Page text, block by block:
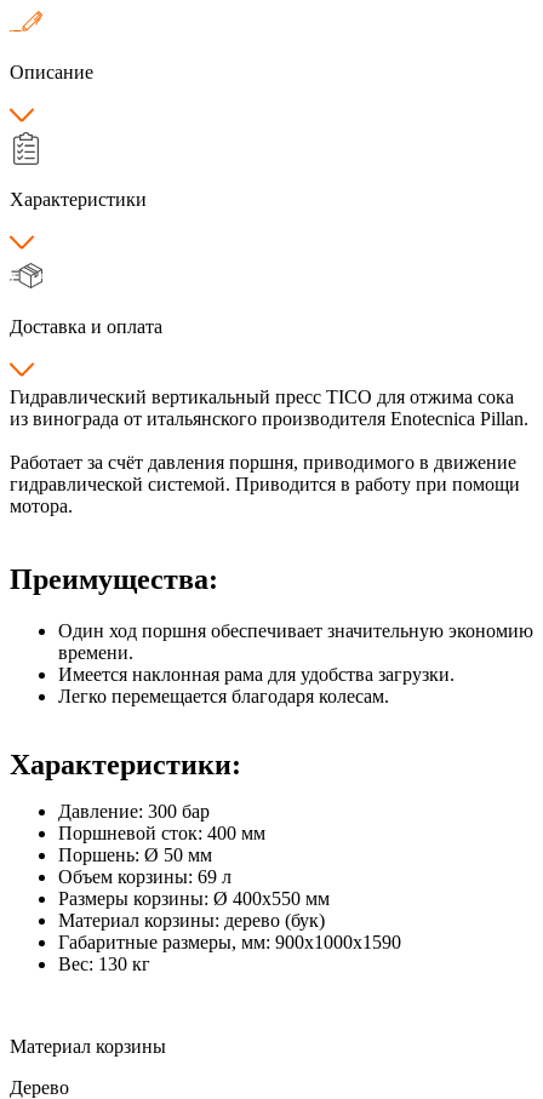
Описание
Характеристики
Доставка и оплата
Гидравлический вертикальный пресс TICO для отжима сока
из винограда от итальянского производителя Enotecnica Pillan.
Работает за счёт давления поршня, приводимого в движение
гидравлической системой. Приводится в работу при помощи
мотора.
Преимущества:
Один ход поршня обеспечивает значительную экономию
времени.
Имеется наклонная рама для удобства загрузки.
Легко перемещается благодаря колесам.
Характеристики:
Давление: 300 бар
Поршневой сток: 400 мм
Поршень: Ø 50 мм
Объем корзины: 69 л
Размеры корзины: Ø 400x550 мм
Материал корзины: дерево (бук)
Габаритные размеры, мм: 900х1000х1590
Вес: 130 кг
Материал корзины
Дерево